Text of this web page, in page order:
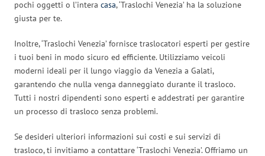
pochi oggetti o l’intera casa, ‘Traslochi Venezia’ ha la soluzione
giusta per te.
Inoltre, ‘Traslochi Venezia’ fornisce traslocatori esperti per gestire
i tuoi beni in modo sicuro ed efficiente. Utilizziamo veicoli
moderni ideali per il lungo viaggio da Venezia a Galati,
garantendo che nulla venga danneggiato durante il trasloco.
Tutti i nostri dipendenti sono esperti e addestrati per garantire
un processo di trasloco senza problemi.
Se desideri ulteriori informazioni sui costi e sui servizi di
trasloco, ti invitiamo a contattare ‘Traslochi Venezia’. Offriamo un